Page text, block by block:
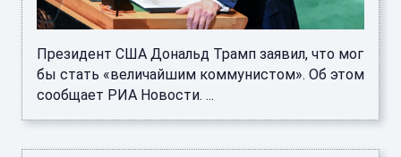
Президент США Дональд Трамп заявил, что мог
бы стать «величайшим коммунистом». Об этом
сообщает РИА Новости. ...